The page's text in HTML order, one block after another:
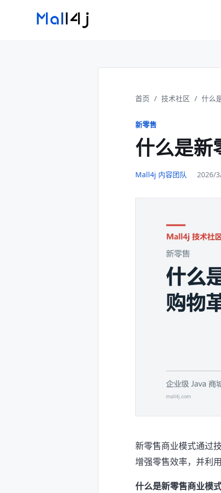
首页 / 技术社区 / 什么
新零售
什么是新
Mall4j 内容团队 2026/
新零售商业模式通过
增强零售效率，并利
什么是新零售商业模